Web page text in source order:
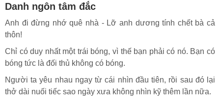
Danh ngôn tâm đắc
Anh đi đừng nhớ quê nhà - Lỡ anh dương tính chết bà cả
thôn!
Chỉ có duy nhất một trái bóng, vì thế bạn phải có nó. Bạn có
bóng tức là đối thủ không có bóng.
Người ta yêu nhau ngay từ cái nhìn đầu tiên, rồi sau đó lại
thở dài nuối tiếc sao ngày xưa không nhìn kỹ thêm lần nữa.